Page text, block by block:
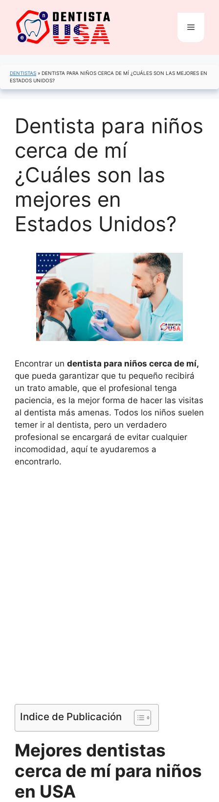
contenido
Menú
DENTISTAS » DENTISTA PARA NIÑOS CERCA DE MÍ ¿CUÁLES SON LAS MEJORES EN
ESTADOS UNIDOS?
Dentista para niños
cerca de mí
¿Cuáles son las
mejores en
Estados Unidos?
Encontrar un dentista para niños cerca de mí,
que pueda garantizar que tu pequeño recibirá
un trato amable, que el profesional tenga
paciencia, es la mejor forma de hacer las visitas
al dentista más amenas. Todos los niños suelen
temer ir al dentista, pero un verdadero
profesional se encargará de evitar cualquier
incomodidad, aquí te ayudaremos a
encontrarlo.
Indice de Publicación
Mejores dentistas
cerca de mí para niños
en USA